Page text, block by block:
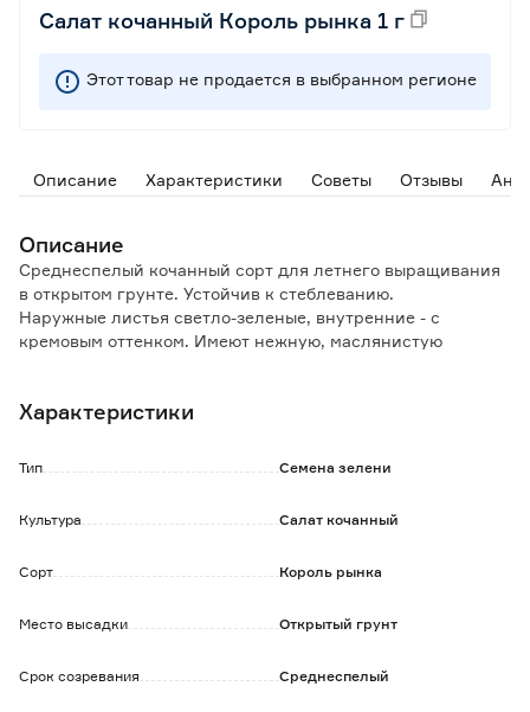
Салат кочанный Король рынка 1 г
Этот товар не продается в выбранном регионе
Описание Характеристики Советы Отзывы
Описание
Среднеспелый кочанный сорт для летнего выращивания
в открытом грунте. Устойчив к стеблеванию.
Наружные листья светло-зеленые, внутренние - с
кремовым оттенком. Имеют нежную, маслянистую
Характеристики
Тип Семена зелени
Культура Салат кочанный
Сорт Король рынка
Место высадки Открытый грунт
Срок созревания Среднеспелый